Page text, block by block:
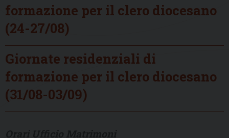
formazione per il clero diocesano
(24-27/08)
Giornate residenziali di
formazione per il clero diocesano
(31/08-03/09)